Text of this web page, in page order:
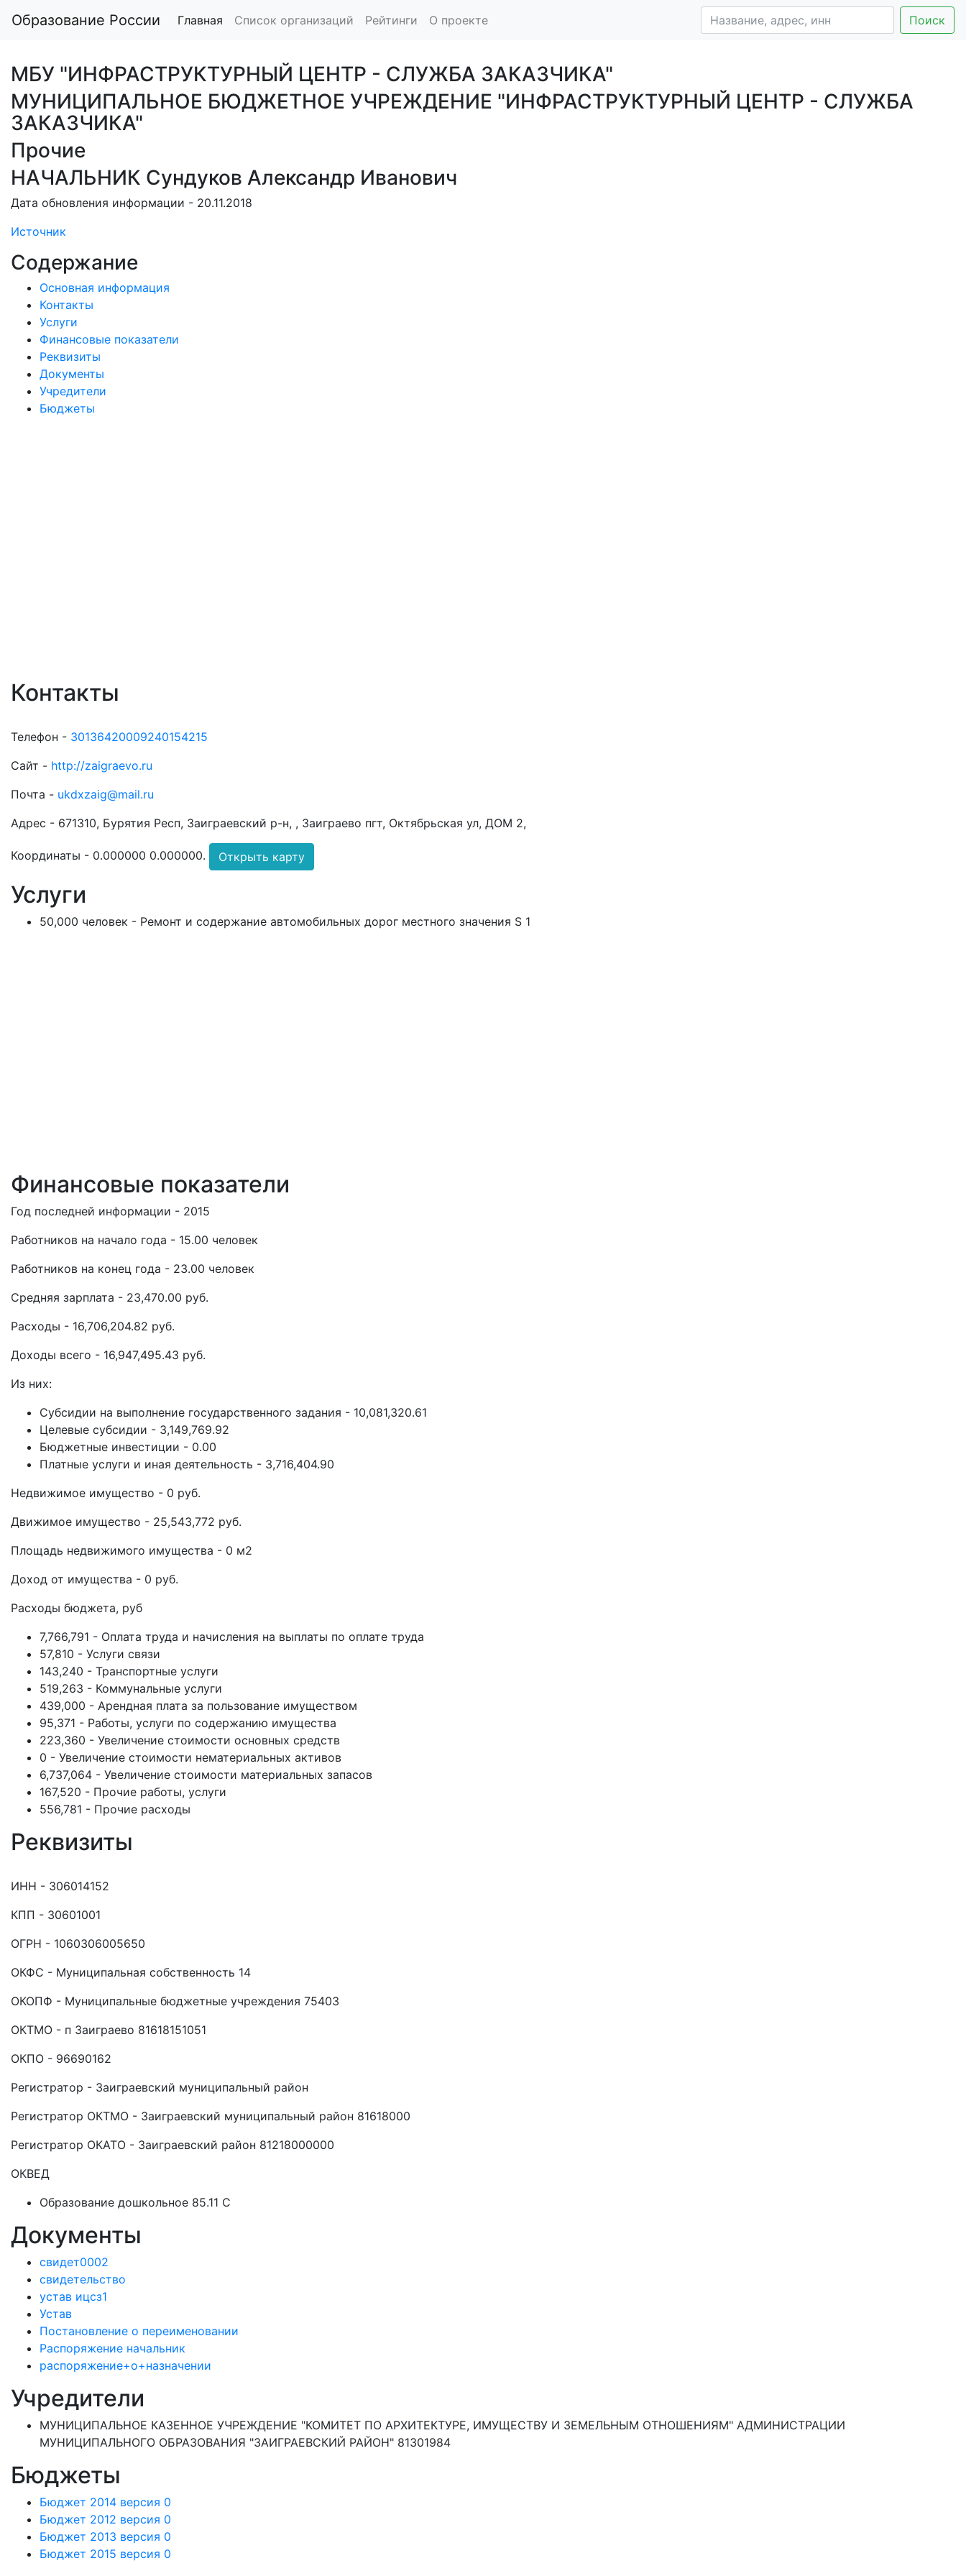
Образование России Главная Список организаций Рейтинги О проекте Поиск
МБУ "ИНФРАСТРУКТУРНЫЙ ЦЕНТР - СЛУЖБА ЗАКАЗЧИКА"
МУНИЦИПАЛЬНОЕ БЮДЖЕТНОЕ УЧРЕЖДЕНИЕ "ИНФРАСТРУКТУРНЫЙ ЦЕНТР - СЛУЖБА
ЗАКАЗЧИКА"
Прочие
НАЧАЛЬНИК Сундуков Александр Иванович
Дата обновления информации - 20.11.2018
Источник
Содержание
Основная информация
Контакты
Услуги
Финансовые показатели
Реквизиты
Документы
Учредители
Бюджеты
Контакты
Телефон - 30136420009240154215
Сайт - http://zaigraevo.ru
Почта - ukdxzaig@mail.ru
Адрес - 671310, Бурятия Респ, Заиграевский р-н, , Заиграево пгт, Октябрьская ул, ДОМ 2,
Координаты - 0.000000 0.000000. Открыть карту
Услуги
50,000 человек - Ремонт и содержание автомобильных дорог местного значения S 1
Финансовые показатели
Год последней информации - 2015
Работников на начало года - 15.00 человек
Работников на конец года - 23.00 человек
Средняя зарплата - 23,470.00 руб.
Расходы - 16,706,204.82 руб.
Доходы всего - 16,947,495.43 руб.
Из них:
Субсидии на выполнение государственного задания - 10,081,320.61
Целевые субсидии - 3,149,769.92
Бюджетные инвестиции - 0.00
Платные услуги и иная деятельность - 3,716,404.90
Недвижимое имущество - 0 руб.
Движимое имущество - 25,543,772 руб.
Площадь недвижимого имущества - 0 м2
Доход от имущества - 0 руб.
Расходы бюджета, руб
7,766,791 - Оплата труда и начисления на выплаты по оплате труда
57,810 - Услуги связи
143,240 - Транспортные услуги
519,263 - Коммунальные услуги
439,000 - Арендная плата за пользование имуществом
95,371 - Работы, услуги по содержанию имущества
223,360 - Увеличение стоимости основных средств
0 - Увеличение стоимости нематериальных активов
6,737,064 - Увеличение стоимости материальных запасов
167,520 - Прочие работы, услуги
556,781 - Прочие расходы
Реквизиты
ИНН - 306014152
КПП - 30601001
ОГРН - 1060306005650
ОКФС - Муниципальная собственность 14
ОКОПФ - Муниципальные бюджетные учреждения 75403
ОКТМО - п Заиграево 81618151051
ОКПО - 96690162
Регистратор - Заиграевский муниципальный район
Регистратор ОКТМО - Заиграевский муниципальный район 81618000
Регистратор ОКАТО - Заиграевский район 81218000000
ОКВЕД
Образование дошкольное 85.11 C
Документы
свидет0002
свидетельство
устав ицсз1
Устав
Постановление о переименовании
Распоряжение начальник
распоряжение+о+назначении
Учредители
МУНИЦИПАЛЬНОЕ КАЗЕННОЕ УЧРЕЖДЕНИЕ "КОМИТЕТ ПО АРХИТЕКТУРЕ, ИМУЩЕСТВУ И ЗЕМЕЛЬНЫМ ОТНОШЕНИЯМ" АДМИНИСТРАЦИИ
МУНИЦИПАЛЬНОГО ОБРАЗОВАНИЯ "ЗАИГРАЕВСКИЙ РАЙОН" 81301984
Бюджеты
Бюджет 2014 версия 0
Бюджет 2012 версия 0
Бюджет 2013 версия 0
Бюджет 2015 версия 0